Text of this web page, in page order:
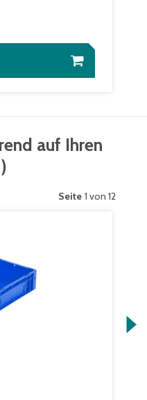
auf Ihren
)
Seite 1 von 12